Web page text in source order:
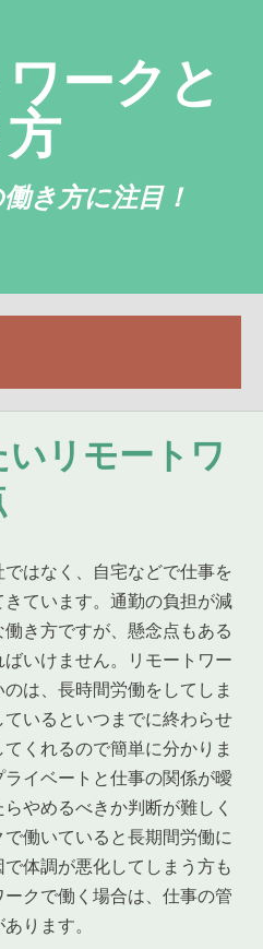
ークと
き方に注目！
リモートワ
はなく、自宅などで仕事を
ています。通勤の負担が減
き方ですが、懸念点もある
いけません。リモートワー
は、長時間労働をしてしま
いるといつまでに終わらせ
くれるので簡単に分かりま
イベートと仕事の関係が曖
やめるべきか判断が難しく
働いていると長期間労働に
体調が悪化してしまう方も
クで働く場合は、仕事の管
ります。